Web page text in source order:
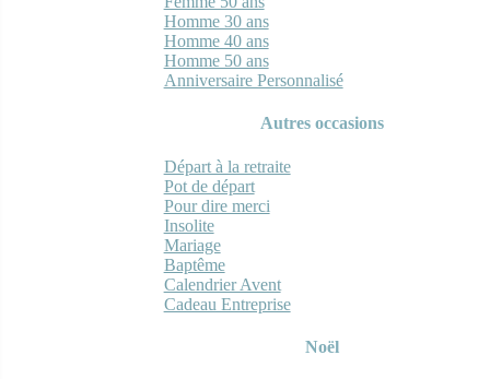
Homme 30 ans
Homme 40 ans
Homme 50 ans
Anniversaire Personnalisé
Autres occasions
Départ à la retraite
Pot de départ
Pour dire merci
Insolite
Mariage
Baptême
Calendrier Avent
Cadeau Entreprise
Noël